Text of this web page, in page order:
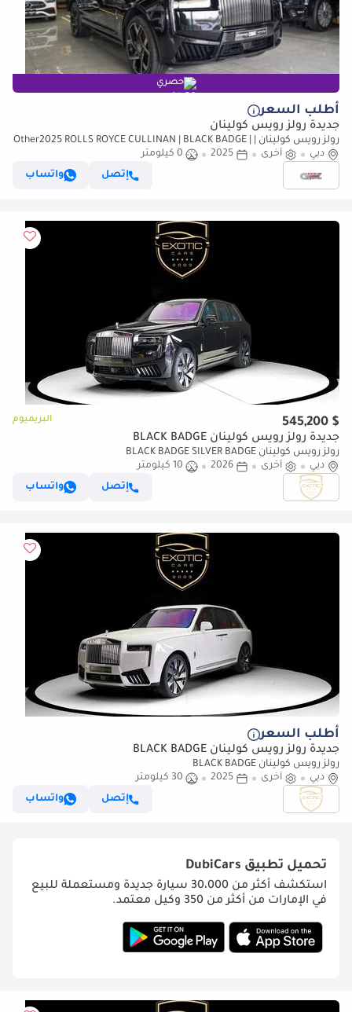
حصري
أطلب السعر
جديدة رولز رويس كولينان
رولز رويس كولينان Other2025 ROLLS ROYCE CULLINAN | BLACK BADGE | |
FULL OPTION
دبي أخرى 2025
0 كيلومتر
إتصل
واتساب
$ 545,200 البريميوم
جديدة رولز رويس كولينان BLACK BADGE
رولز رويس كولينان BLACK BADGE SILVER BADGE
دبي
أخرى 2026
10 كيلومتر
إتصل
واتساب
أطلب السعر
جديدة رولز رويس كولينان BLACK BADGE
رولز رويس كولينان BLACK BADGE
دبي
أخرى 2025
30 كيلومتر
إتصل
واتساب
تحميل تطبيق DubiCars
استكشف أكثر من 30،000 سيارة جديدة ومستعملة للبيع
في الإمارات من أكثر من 350 وكيل معتمد.